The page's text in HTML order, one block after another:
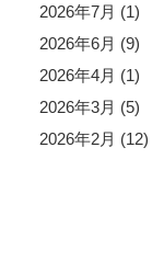
2026年7月 (1)
2026年6月 (9)
2026年4月 (1)
2026年3月 (5)
2026年2月 (12)